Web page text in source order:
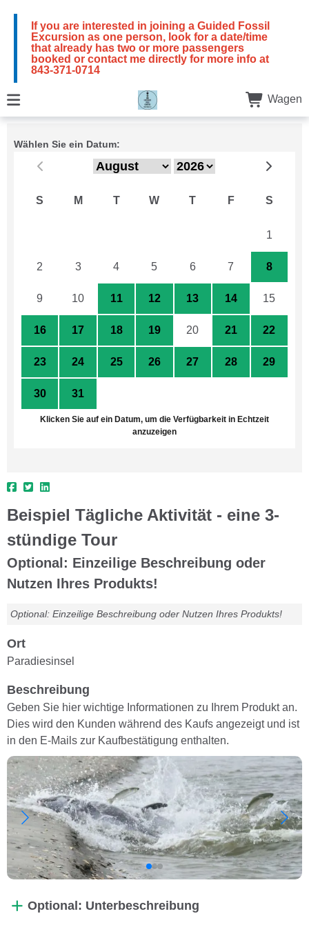
If you are interested in joining a Guided Fossil
Excursion as one person, look for a date/time
that already has two or more passengers
booked or contact me directly for more info at
843-371-0714
Wagen
Wählen Sie ein Datum:
S M T W T F S
1
2 3 4 5 6 7 8
9 10 11 12 13 14 15
16 17 18 19 20 21 22
23 24 25 26 27 28 29
30 31
Klicken Sie auf ein Datum, um die Verfügbarkeit in Echtzeit
anzuzeigen
Beispiel Tägliche Aktivität - eine 3-
stündige Tour
Optional: Einzeilige Beschreibung oder
Nutzen Ihres Produkts!
Optional: Einzeilige Beschreibung oder Nutzen Ihres Produkts!
Ort
Paradiesinsel
Beschreibung
Geben Sie hier wichtige Informationen zu Ihrem Produkt an.
Dies wird den Kunden während des Kaufs angezeigt und ist
in den E-Mails zur Kaufbestätigung enthalten.
Optional: Unterbeschreibung